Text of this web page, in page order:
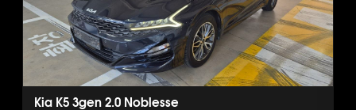
Kia K5 3gen 2.0 Noblesse